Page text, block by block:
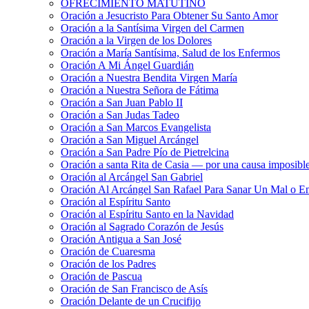
OFRECIMIENTO MATUTINO
Oración a Jesucristo Para Obtener Su Santo Amor
Oración a la Santísima Virgen del Carmen
Oración a la Virgen de los Dolores
Oración a María Santísima, Salud de los Enfermos
Oración A Mi Ángel Guardián
Oración a Nuestra Bendita Virgen María
Oración a Nuestra Señora de Fátima
Oración a San Juan Pablo II
Oración a San Judas Tadeo
Oración a San Marcos Evangelista
Oración a San Miguel Arcángel
Oración a San Padre Pío de Pietrelcina
Oración a santa Rita de Casia — por una causa
Oración al Arcángel San Gabriel
Oración Al Arcángel San Rafael Para Sanar Un Mal o
Oración al Espíritu Santo
Oración al Espíritu Santo en la Navidad
Oración al Sagrado Corazón de Jesús
Oración Antigua a San José
Oración de Cuaresma
Oración de los Padres
Oración de Pascua
Oración de San Francisco de Asís
Oración Delante de un Crucifijo